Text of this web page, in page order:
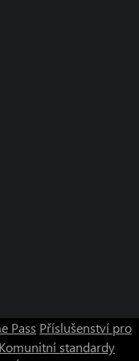
Pass Příslušenství pro
Komunitní standardy